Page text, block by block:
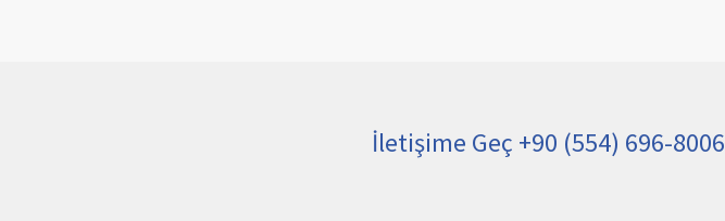
İletişime Geç +90 (554) 696-8006